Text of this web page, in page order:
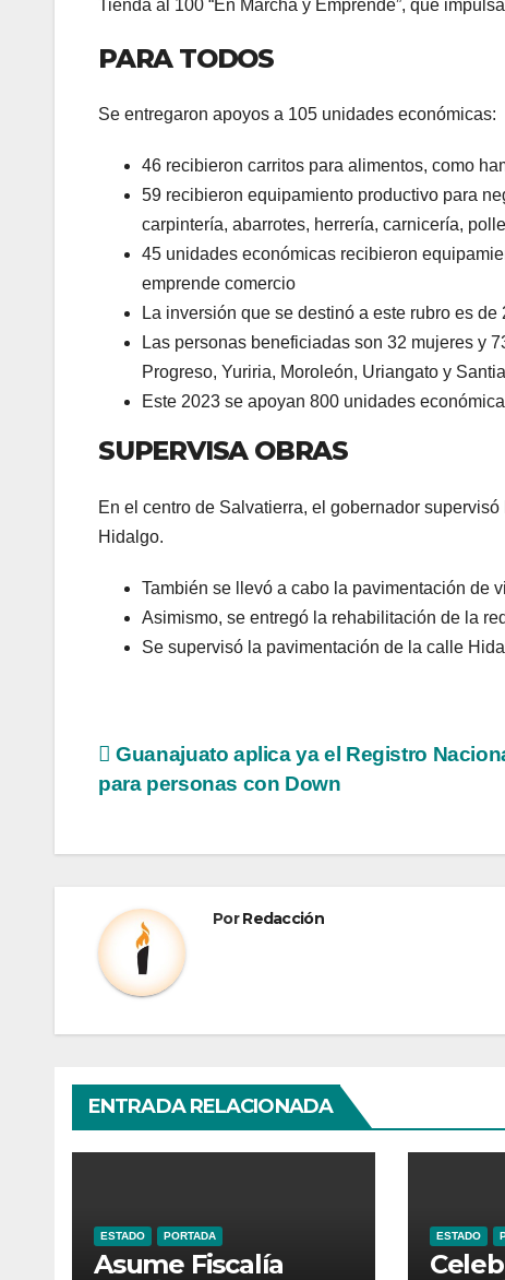
Tienda al 100 “En Marcha y Emprende”, que
PARA TODOS
Se entregaron apoyos a 105 unidades económicas:
46 recibieron carritos para alimentos, como
59 recibieron equipamiento productivo para
carpintería, abarrotes, herrería, carnicería,
45 unidades económicas recibieron
emprende comercio
La inversión que se destinó a este rubro es
Las personas beneficiadas son 32 mujeres y
Progreso, Yuriria, Moroleón, Uriangato y
Este 2023 se apoyan 800 unidades
SUPERVISA OBRAS
En el centro de Salvatierra, el gobernador
Hidalgo.
También se llevó a cabo la pavimentación de
Asimismo, se entregó la rehabilitación de la
Se supervisó la pavimentación de la calle
Guanajuato aplica ya el Registro
para personas con Down
PorRedacción
ENTRADA RELACIONADA
ESTADO PORTADA
Asume Fiscalía
ESTADO